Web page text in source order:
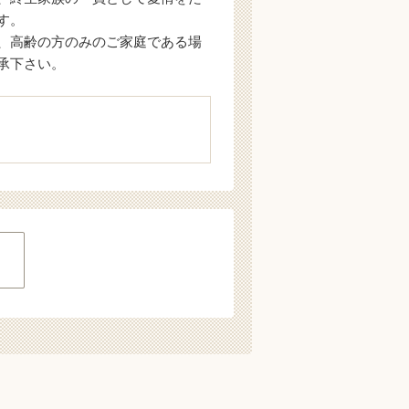
。
高齢の方のみのご家庭である場
さい。